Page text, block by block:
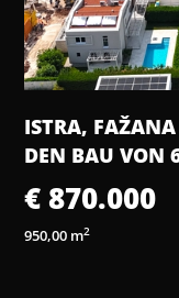
ISTRA,
DEN BAU VON
€ 870.000
950,00 m2